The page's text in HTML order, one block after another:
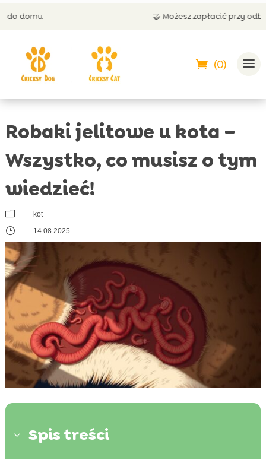
🤝 Możesz zapłacić przy odbiorze
(0)
Robaki jelitowe u kota –
Wszystko, co musisz o tym
wiedzieć!
m kot
} 14.08.2025
3 Spis treści